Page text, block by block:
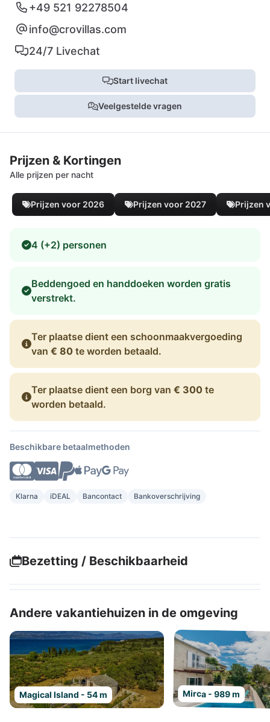
+49 521 92278504
info@crovillas.com
24/7 Livechat
Start livechat
Veelgestelde vragen
Prijzen & Kortingen
Alle prijzen per nacht
Prijzen voor 2026 Prijzen voor 2027 Prijzen
4 (+2) personen
Beddengoed en handdoeken worden gratis
verstrekt.
Ter plaatse dient een schoonmaakvergoeding
van € 80 te worden betaald.
Ter plaatse dient een borg van € 300 te
worden betaald.
Beschikbare betaalmethoden
Klarna iDEAL Bancontact Bankoverschrijving
Bezetting / Beschikbaarheid
Andere vakantiehuizen in de omgeving
Magical Island - 54 m Mirca - 989 m